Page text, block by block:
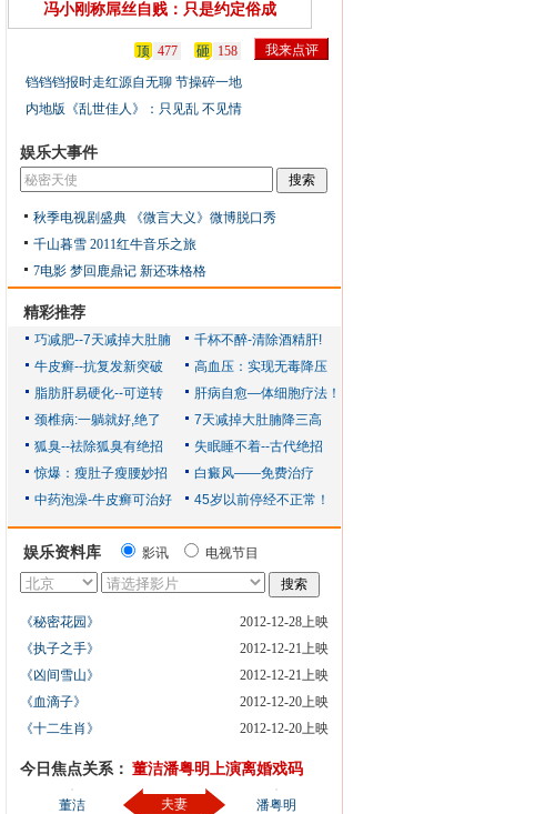
冯小刚称屌丝自贱：只是约定俗成
顶 477 砸
158
铛铛铛报时走红源自无聊 节操碎一地
内地版《乱世佳人》：只见乱 不见情
娱乐大事件
秋季电视剧盛典
《微言大义》微博脱口秀
千山暮雪 2011红牛音乐之旅
7电影 梦回鹿鼎记 新还珠格格
精彩推荐
娱乐资料库 影讯 电视节目
《秘密花园》
2012-12-28上映
《执子之手》
2012-12-21上映
《凶间雪山》
2012-12-21上映
《血滴子》
2012-12-20上映
《十二生肖》
2012-12-20上映
今日焦点关系： 董洁潘粤明上演离婚戏码
董洁 夫妻 潘粤明